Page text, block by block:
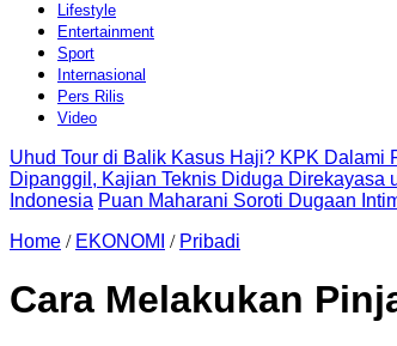
Lifestyle
Entertainment
Sport
Internasional
Pers Rilis
Video
Uhud Tour di Balik Kasus Haji? KPK Dalami
Dipanggil, Kajian Teknis Diduga Direkayasa
Indonesia Puan Maharani Soroti Dugaan
Home / EKONOMI / Pribadi
Cara Melakukan